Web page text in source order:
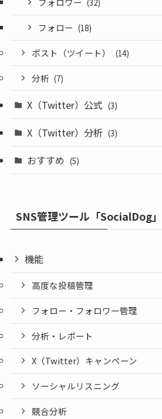
(32)
フォロー (18)
ポスト（ツイート） (14)
分析 (7)
X（Twitter）公式 (3)
X（Twitter）分析 (3)
おすすめ (5)
SNS管理ツール「SocialDog」
機能
高度な投稿管理
フォロー・フォロワー管理
分析・レポート
X（Twitter）キャンペーン
ソーシャルリスニング
競合分析